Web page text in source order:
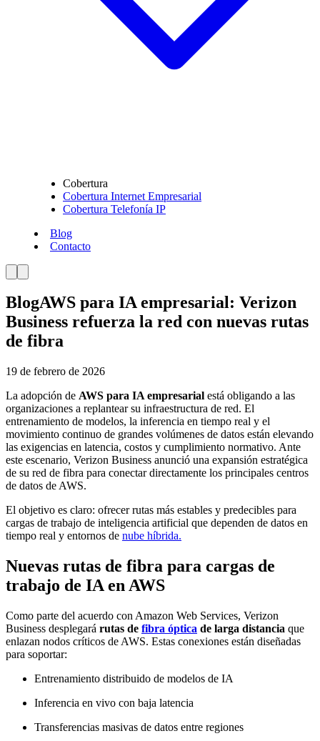
Cobertura
Cobertura Internet Empresarial
Cobertura Telefonía IP
Blog
Contacto
BlogAWS para IA empresarial: Verizon
Business refuerza la red con nuevas rutas
de fibra
19 de febrero de 2026
La adopción de AWS para IA empresarial está obligando a las
organizaciones a replantear su infraestructura de red. El
entrenamiento de modelos, la inferencia en tiempo real y el
movimiento continuo de grandes volúmenes de datos están elevando
las exigencias en latencia, costos y cumplimiento normativo. Ante
este escenario, Verizon Business anunció una expansión estratégica
de su red de fibra para conectar directamente los principales centros
de datos de AWS.
El objetivo es claro: ofrecer rutas más estables y predecibles para
cargas de trabajo de inteligencia artificial que dependen de datos en
tiempo real y entornos de nube híbrida.
Nuevas rutas de fibra para cargas de
trabajo de IA en AWS
Como parte del acuerdo con Amazon Web Services, Verizon
Business desplegará rutas de fibra óptica de larga distancia que
enlazan nodos críticos de AWS. Estas conexiones están diseñadas
para soportar:
Entrenamiento distribuido de modelos de IA
Inferencia en vivo con baja latencia
Transferencias masivas de datos entre regiones